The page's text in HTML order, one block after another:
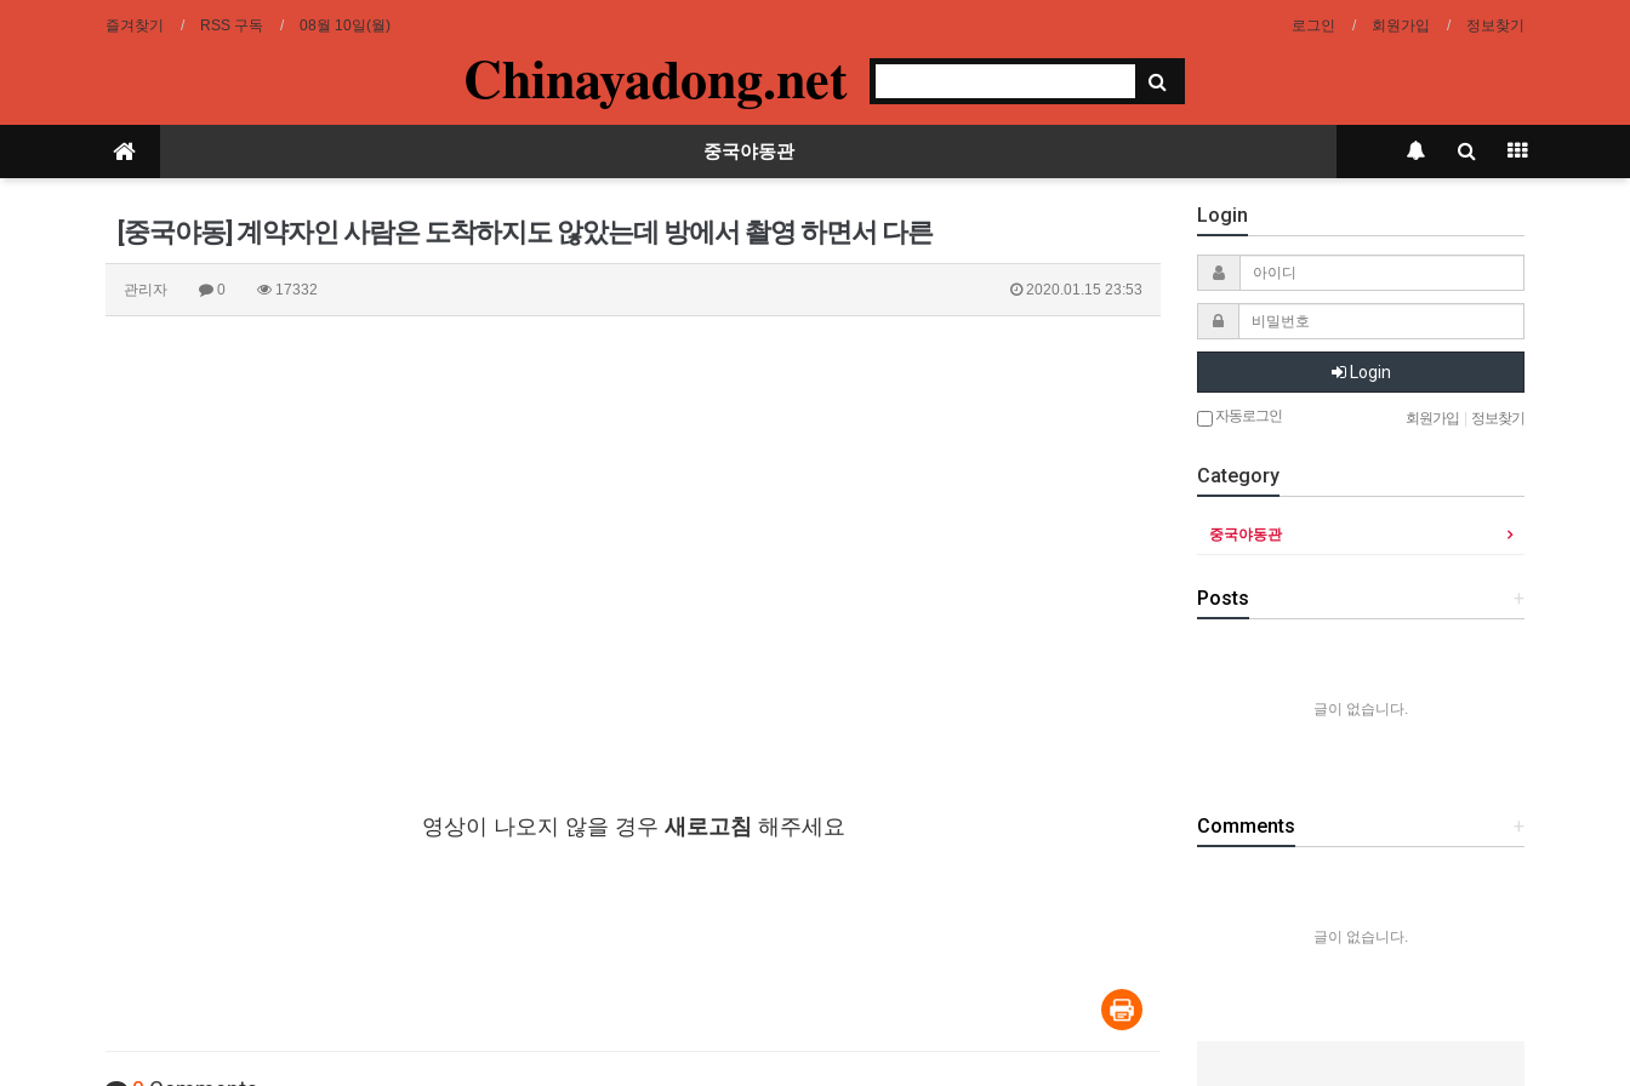
즐겨찾기 RSS 구독 08월 10일(월) 로그인 회원가입 정보찾기
Chinayadong.net
중국야동관
[중국야동] 계약자인 사람은 도착하지도 않았는데 방에서 촬영 하면서 다른
관리자 0 17332 2020.01.15 23:53
영상이 나오지 않을 경우 새로고침 해주세요
Login
Login
자동로그인 회원가입 정보찾기
Category
중국야동관
+
Posts
글이 없습니다.
+
Comments
글이 없습니다.